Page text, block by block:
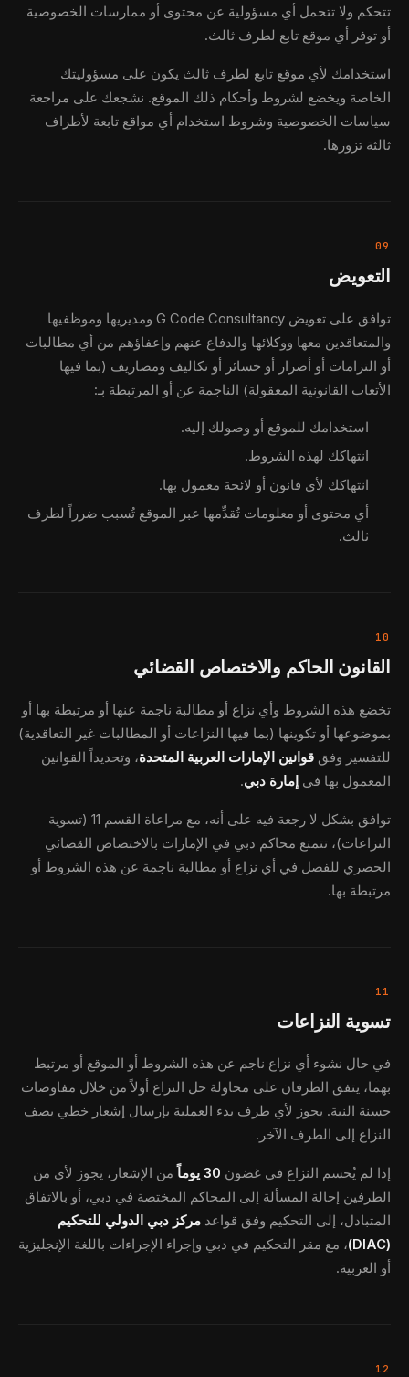
تتحكم ولا تتحمل أي مسؤولية عن محتوى أو ممارسات الخصوصية
أو توفر أي موقع تابع لطرف ثالث.
استخدامك لأي موقع تابع لطرف ثالث يكون على مسؤوليتك
الخاصة ويخضع لشروط وأحكام ذلك الموقع. نشجعك على مراجعة
سياسات الخصوصية وشروط استخدام أي مواقع تابعة لأطراف
ثالثة تزورها.
09
التعويض
توافق على تعويض G Code Consultancy ومديريها وموظفيها
والمتعاقدين معها ووكلائها والدفاع عنهم وإعفاؤهم من أي مطالبات
أو التزامات أو أضرار أو خسائر أو تكاليف ومصاريف (بما فيها
الأتعاب القانونية المعقولة) الناجمة عن أو المرتبطة بـ:
استخدامك للموقع أو وصولك إليه.
انتهاكك لهذه الشروط.
انتهاكك لأي قانون أو لائحة معمول بها.
أي محتوى أو معلومات تُقدِّمها عبر الموقع تُسبب ضرراً لطرف
ثالث.
10
القانون الحاكم والاختصاص القضائي
تخضع هذه الشروط وأي نزاع أو مطالبة ناجمة عنها أو مرتبطة بها أو
بموضوعها أو تكوينها (بما فيها النزاعات أو المطالبات غير التعاقدية)
للتفسير وفق قوانين الإمارات العربية المتحدة، وتحديداً القوانين
المعمول بها في إمارة دبي.
توافق بشكل لا رجعة فيه على أنه، مع مراعاة القسم 11 (تسوية
النزاعات)، تتمتع محاكم دبي في الإمارات بالاختصاص القضائي
الحصري للفصل في أي نزاع أو مطالبة ناجمة عن هذه الشروط أو
مرتبطة بها.
11
تسوية النزاعات
في حال نشوء أي نزاع ناجم عن هذه الشروط أو الموقع أو مرتبط
بهما، يتفق الطرفان على محاولة حل النزاع أولاً من خلال مفاوضات
حسنة النية. يجوز لأي طرف بدء العملية بإرسال إشعار خطي يصف
النزاع إلى الطرف الآخر.
إذا لم يُحسم النزاع في غضون 30 يوماً
من الإشعار، يجوز لأي من
الطرفين إحالة المسألة إلى المحاكم المختصة في دبي، أو بالاتفاق
المتبادل، إلى التحكيم وفق قواعد مركز دبي الدولي للتحكيم
(DIAC)
، مع مقر التحكيم في دبي وإجراء الإجراءات باللغة الإنجليزية
أو العربية.
12